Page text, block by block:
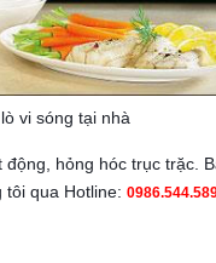
vi sóng tại nhà
hỏng hóc trục trặc.
qua Hotline: